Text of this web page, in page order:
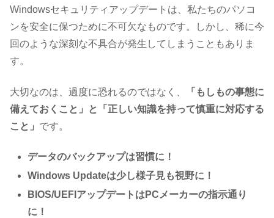
Windowsセキュリティアップデートは、私たちのパソコ
ンを安全に保つために不可欠なものです。しかし、稀に今
回のような深刻な不具合が発生してしまうこともありま
す。
大切なのは、過度に恐れるのではなく、
「もしもの事態に
備えておくこと」と「正しい知識を持って慎重に対応する
こと」 です。
データのバックアップは習慣に！
Windows Updateは少し様子見も視野に！
BIOS/UEFIアップデートはPCメーカーの指示通り
に！